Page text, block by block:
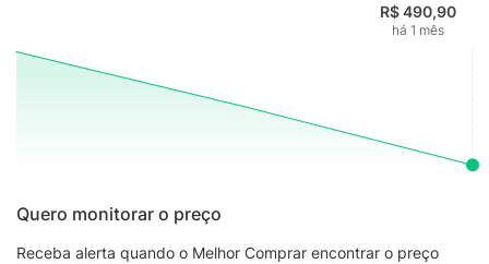
R$ 490,90
há 1 mês
Quero monitorar o preço
Receba alerta quando o Melhor Comprar encontrar o preço